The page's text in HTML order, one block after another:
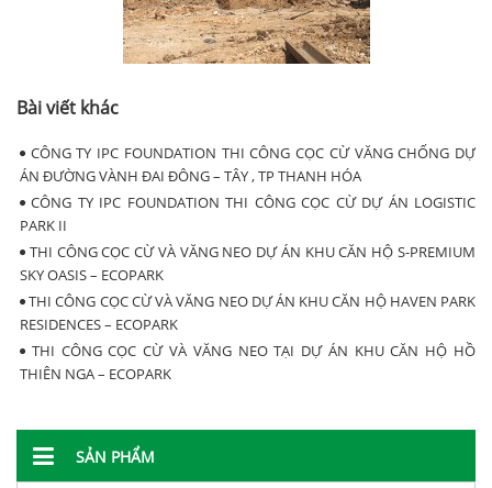
Bài viết khác
CÔNG TY IPC FOUNDATION THI CÔNG CỌC CỪ VĂNG CHỐNG DỰ
ÁN ĐƯỜNG VÀNH ĐAI ĐÔNG – TÂY , TP THANH HÓA
CÔNG TY IPC FOUNDATION THI CÔNG CỌC CỪ DỰ ÁN LOGISTIC
PARK II
THI CÔNG CỌC CỪ VÀ VĂNG NEO DỰ ÁN KHU CĂN HỘ S-PREMIUM
SKY OASIS – ECOPARK
THI CÔNG CỌC CỪ VÀ VĂNG NEO DỰ ÁN KHU CĂN HỘ HAVEN PARK
RESIDENCES – ECOPARK
THI CÔNG CỌC CỪ VÀ VĂNG NEO TẠI DỰ ÁN KHU CĂN HỘ HỒ
THIÊN NGA – ECOPARK
SẢN PHẨM